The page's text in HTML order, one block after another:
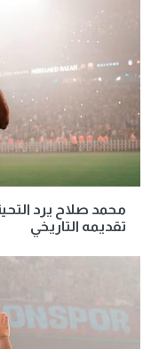
محمد صلاح يرد
تقديمه التاريخي